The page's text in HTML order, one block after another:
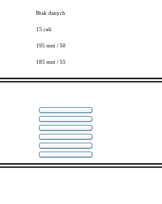
Brak danych
15 cali
195 mm / 50
185 mm / 55